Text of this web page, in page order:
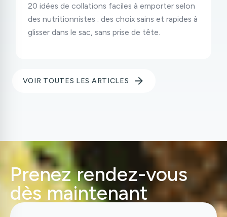
20 idées de collations faciles à emporter selon
des nutritionnistes : des choix sains et rapides à
glisser dans le sac, sans prise de tête.
VOIR TOUTES LES ARTICLES
Prenez rendez-vous
dès maintenant